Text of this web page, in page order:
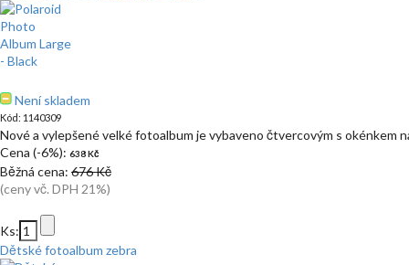
Není skladem
Kód: 1140309
Nové a vylepšené velké fotoalbum je vybaveno čtvercovým s okénkem
Cena (-6%): 638 Kč
Běžná cena: 676 Kč
(ceny vč. DPH 21%)
Ks:
Dětské fotoalbum zebra